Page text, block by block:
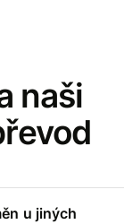
naši
u jiných